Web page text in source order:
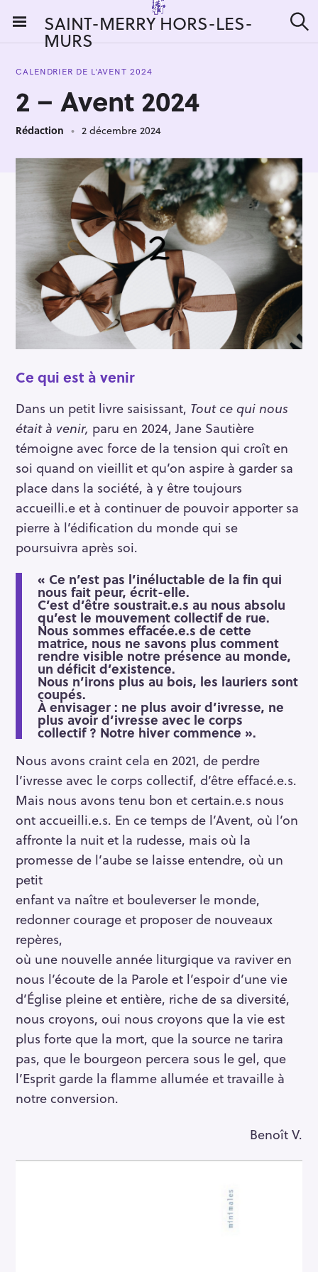
i
SAINT-MERRY HORS-LES-
MURS e
:
CALENDRIER DE L'AVENT 2024
2 – Avent 2024
Rédaction 2 décembre 2024
Ce qui est à venir
Dans un petit livre saisissant, Tout ce qui nous
était à venir, paru en 2024, Jane Sautière
témoigne avec force de la tension qui croît en
soi quand on vieillit et qu’on aspire à garder sa
place dans la société, à y être toujours
accueilli.e et à continuer de pouvoir apporter sa
pierre à l’édification du monde qui se
poursuivra après soi.
« Ce n’est pas l’inéluctable de la fin qui
nous fait peur, écrit-elle.
C’est d’être soustrait.e.s au nous absolu
qu’est le mouvement collectif de rue.
Nous sommes effacée.e.s de cette
matrice, nous ne savons plus comment
rendre visible notre présence au monde,
un déficit d’existence.
Nous n’irons plus au bois, les lauriers sont
coupés.
À envisager : ne plus avoir d’ivresse, ne
plus avoir d’ivresse avec le corps
collectif ? Notre hiver commence ».
Nous avons craint cela en 2021, de perdre
l’ivresse avec le corps collectif, d’être effacé.e.s.
Mais nous avons tenu bon et certain.e.s nous
ont accueilli.e.s. En ce temps de l’Avent, où l’on
affronte la nuit et la rudesse, mais où la
promesse de l’aube se laisse entendre, où un
petit
enfant va naître et bouleverser le monde,
redonner courage et proposer de nouveaux
repères,
où une nouvelle année liturgique va raviver en
nous l’écoute de la Parole et l’espoir d’une vie
d’Église pleine et entière, riche de sa diversité,
nous croyons, oui nous croyons que la vie est
plus forte que la mort, que la source ne tarira
pas, que le bourgeon percera sous le gel, que
l’Esprit garde la flamme allumée et travaille à
notre conversion.
Benoît V.